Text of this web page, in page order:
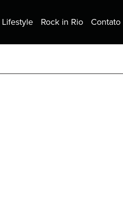
Lifestyle Rock in Rio Contato